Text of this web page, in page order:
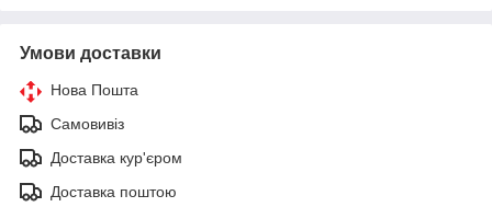
Умови доставки
Нова Пошта
Самовивіз
Доставка кур'єром
Доставка поштою